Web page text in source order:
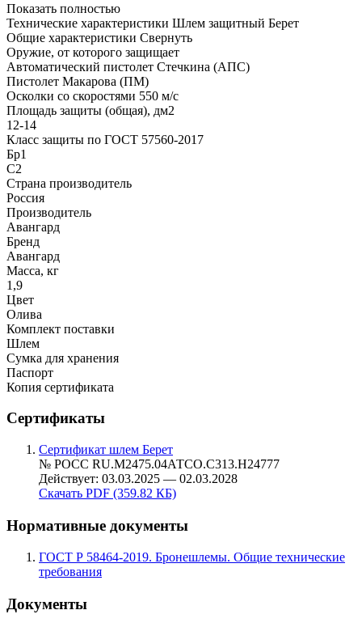
Показать полностью
Технические характеристики Шлем защитный Берет
Общие характеристики Свернуть
Оружие, от которого защищает
Автоматический пистолет Стечкина (АПС)
Пистолет Макарова (ПМ)
Осколки со скоростями 550 м/с
Площадь защиты (общая), дм2
12-14
Класс защиты по ГОСТ 57560-2017
Бр1
С2
Страна производитель
Россия
Производитель
Авангард
Бренд
Авангард
Масса, кг
1,9
Цвет
Олива
Комплект поставки
Шлем
Сумка для хранения
Паспорт
Копия сертификата
Сертификаты
Сертификат шлем Берет
№ РОСС RU.М2475.04АТСО.С313.Н24777
Действует: 03.03.2025 — 02.03.2028
Скачать PDF (359.82 КБ)
Нормативные документы
ГОСТ Р 58464-2019. Бронешлемы. Общие технические
требования
Документы